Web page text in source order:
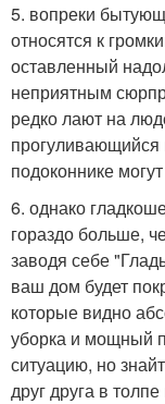
5. вопреки
относятся к
оставленный
неприятным
редко лают на
прогуливающийся
подоконнике
6. однако
гораздо больше,
заводя себе
ваш дом будет
которые видно
уборка и мощный
ситуацию, но
друг друга в